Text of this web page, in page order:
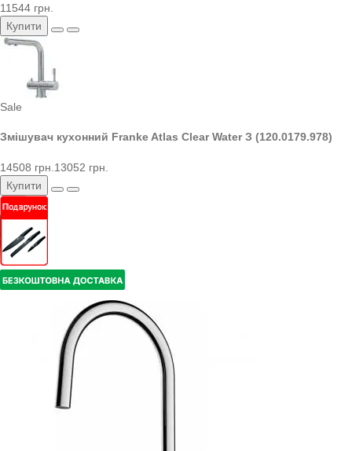
11544 грн.
Купити
Sale
Змішувач кухонний Franke Atlas Clear Water З (120.0179.978)
14508 грн. 13052 грн.
Купити